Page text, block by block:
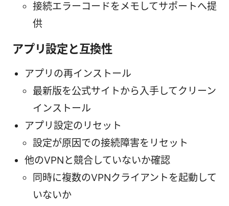
接続エラーコードをメモしてサポートへ提
供
アプリ設定と互換性
アプリの再インストール
最新版を公式サイトから入手してクリーン
インストール
アプリ設定のリセット
設定が原因での接続障害をリセット
他のVPNと競合していないか確認
同時に複数のVPNクライアントを起動して
いないか